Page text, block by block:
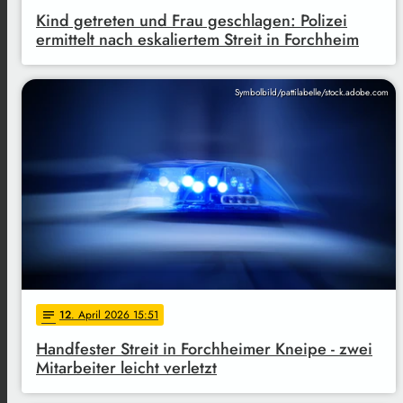
Kind getreten und Frau geschlagen: Polizei
ermittelt nach eskaliertem Streit in Forchheim
Symbolbild/pattilabelle/stock.adobe.com
notes 12. April 2026 15:51
Handfester Streit in Forchheimer Kneipe - zwei
Mitarbeiter leicht verletzt